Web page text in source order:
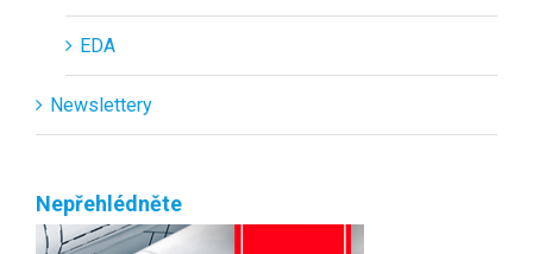
EDA
Newslettery
Nepřehlédněte